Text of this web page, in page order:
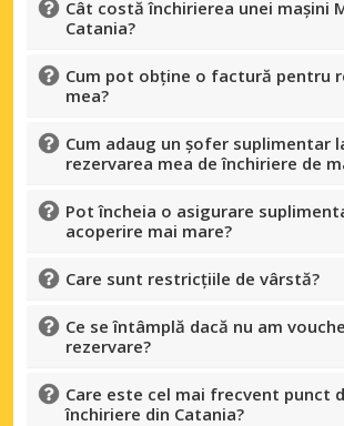
Cât costă închirierea unei mașini
Catania?
Cum pot obține o factură pentru
mea?
Cum adaug un șofer suplimentar
rezervarea mea de închiriere de
Pot încheia o asigurare
acoperire mai mare?
Care sunt restricțiile de vârstă?
Ce se întâmplă dacă nu am
rezervare?
Care este cel mai frecvent punct
închiriere din Catania?